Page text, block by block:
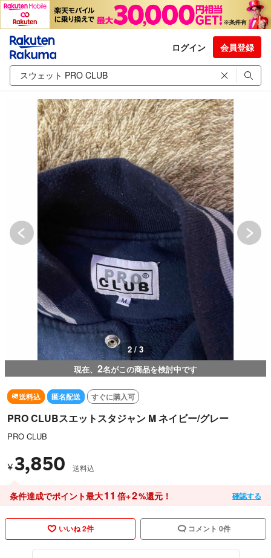
ログイン 会員登録
3 / 3
現在、 2名がこの商品を検討中です
送料込 匿名配送 すぐに購入可
PRO CLUBスエットスタジャン M ネイビー/グレー
PRO CLUB
¥3,850 送料込
条件達成でポイント最大11 倍+2%還元！ 確認する
いいね 2件 コメント 0件